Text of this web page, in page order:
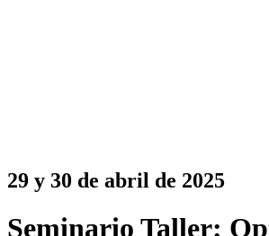
29 y 30 de abril de 2025
Seminario Taller: